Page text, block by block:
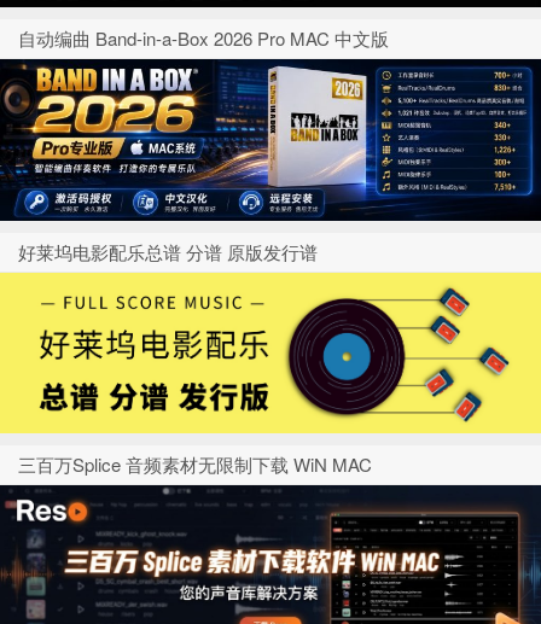
自动编曲 Band-in-a-Box 2026 Pro MAC 中文版
好莱坞电影配乐总谱 分谱 原版发行谱
三百万Splice 音频素材无限制下载 WiN MAC